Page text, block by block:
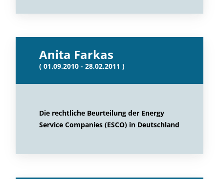
Anita Farkas
( 01.09.2010 - 28.02.2011 )
Die rechtliche Beurteilung der Energy
Service Companies (ESCO) in Deutschland